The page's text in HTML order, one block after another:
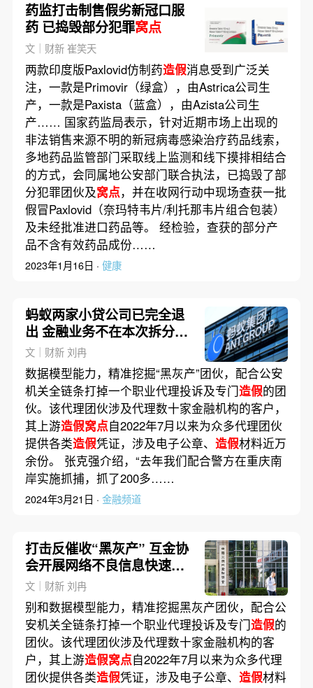
药监打击制售假劣新冠口服
药 已捣毁部分犯罪窝点
文｜财新 崔笑天
两款印度版Paxlovid仿制药造假消息受到广泛关
注，一款是Primovir（绿盒），由Astrica公司生
产，一款是Paxista（蓝盒），由Azista公司生
产…… 国家药监局表示，针对近期市场上出现的
非法销售来源不明的新冠病毒感染治疗药品线索，
多地药品监管部门采取线上监测和线下摸排相结合
的方式，会同属地公安部门联合执法，已捣毁了部
分犯罪团伙及窝点，并在收网行动中现场查获一批
假冒Paxlovid（奈玛特韦片/利托那韦片组合包装）
及未经批准进口药品等。 经检验，查获的部分产
品不含有效药品成份……
2023年1月16日 · 健康
蚂蚁两家小贷公司已完全退
出 金融业务不在本次拆分之
列
文｜财新 刘冉
数据模型能力，精准挖掘“黑灰产”团伙，配合公安
机关全链条打掉一个职业代理投诉及专门造假的团
伙。该代理团伙涉及代理数十家金融机构的客户，
其上游造假窝点自2022年7月以来为众多代理团伙
提供各类造假凭证，涉及电子公章、 造假材料近万
余份。 张克强介绍，“去年我们配合警方在重庆南
岸实施抓捕，抓了200多……
2024年3月21日 · 金融频道
打击反催收“黑灰产” 互金协
会开展网络不良信息快速处
理试点
文｜财新 刘冉
别和数据模型能力，精准挖掘黑灰产团伙，配合公
安机关全链条打掉一个职业代理投诉及专门造假的
团伙。该代理团伙涉及代理数十家金融机构的客
户，其上游造假窝点自2022年7月以来为众多代理
团伙提供各类造假凭证，涉及电子公章、 造假材料